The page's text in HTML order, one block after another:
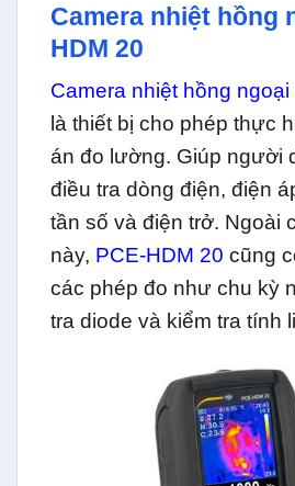
Camera nhiệt hồng
HDM 20
Camera nhiệt hồng
là thiết bị cho phép thực
án đo lường. Giúp người
điều tra dòng điện, điện
tần số và điện trở. Ngoài
này, PCE-HDM 20 cũng
các phép đo như chu kỳ
tra diode và kiểm tra tính